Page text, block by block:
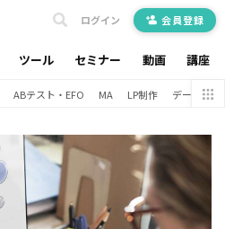
ツール セミナー 動画 講座
ログイン 会員登録
ABテスト・EFO MA LP制作 データ分析